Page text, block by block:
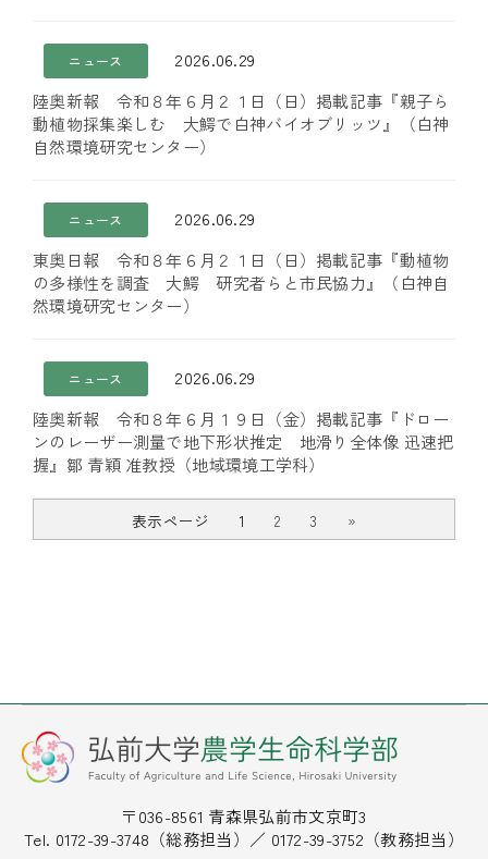
ニュース
2026.06.29
陸奥新報 令和８年６月２１日（日）掲載記事『親子ら
動植物採集楽しむ 大鰐で白神バイオブリッツ』（白神
自然環境研究センター）
ニュース
2026.06.29
東奥日報 令和８年６月２１日（日）掲載記事『動植物
の多様性を調査 大鰐 研究者らと市民協力』（白神自
然環境研究センター）
ニュース
2026.06.29
陸奥新報 令和８年６月１９日（金）掲載記事『ドロー
ンのレーザー測量で地下形状推定 地滑り全体像 迅速把
握』鄒 青穎 准教授（地域環境工学科）
表示ページ 1 2 3 »
〒036-8561 青森県弘前市文京町3
Tel. 0172-39-3748（総務担当）／ 0172-39-3752（教務担当）